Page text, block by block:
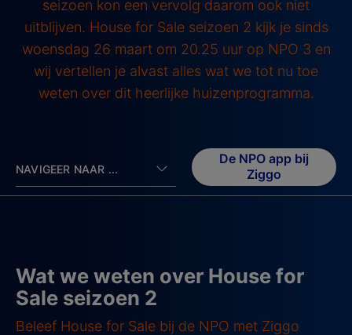
seizoen kon een vervolg daarom ook niet
uitblijven. House for Sale seizoen 2 kijk je sinds
woensdag 26 maart om 20.25 uur op NPO 3 en
wij vertellen je alvast alles wat we tot nu toe
weten over dit heerlijke huizenprogramma.
NAVIGEER NAAR ...
De NPO app bij
Ziggo
Wat we weten over House for
Sale seizoen 2
Beleef House for Sale bij de NPO met Ziggo